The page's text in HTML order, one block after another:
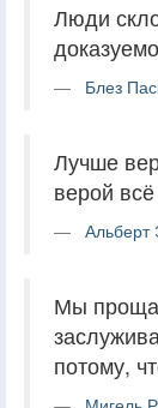
Люди
Блез
Лучше
верой
Альберт
Мы
потому,